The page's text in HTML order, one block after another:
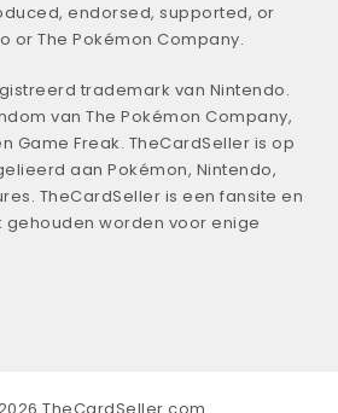
endorsed, supported, or
or The Pokémon Company.
trademark van Nintendo.
van The Pokémon Company,
Game Freak. TheCardSeller is op
aan Pokémon, Nintendo,
TheCardSeller is een fansite en
gehouden worden voor enige
TheCardSeller.com